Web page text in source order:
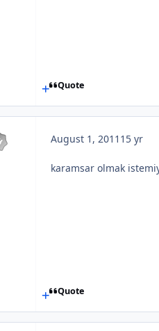
Quote
August 1, 2011 15 yr
karamsar olmak
Quote